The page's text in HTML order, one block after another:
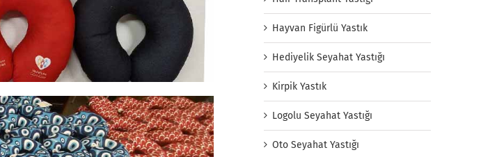
Hayvan Figürlü Yastık
Hediyelik Seyahat Yastığı
Kirpik Yastık
Logolu Seyahat Yastığı
Oto Seyahat Yastığı